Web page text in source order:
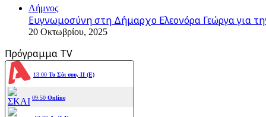
Λήμνος
Ευγνωμοσύνη στη Δήμαρχο Ελεονόρα Γεώργα για
20 Οκτωβρίου, 2025
Πρόγραμμα TV